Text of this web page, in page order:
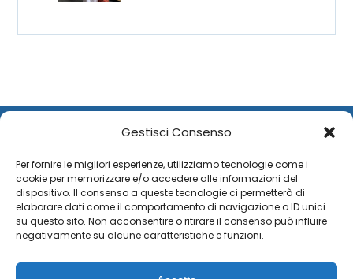
Gestisci Consenso
Per fornire le migliori esperienze, utilizziamo tecnologie come i
cookie per memorizzare e/o accedere alle informazioni del
dispositivo. Il consenso a queste tecnologie ci permetterà di
elaborare dati come il comportamento di navigazione o ID unici
su questo sito. Non acconsentire o ritirare il consenso può influire
negativamente su alcune caratteristiche e funzioni.
Copyright © 2026 Xtra Theme. All Rights Reserved.